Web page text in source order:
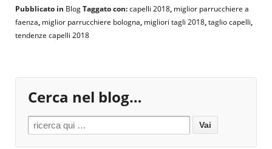
Pubblicato in BlogTaggato con:capelli 2018, miglior parrucchiere a
faenza, miglior parrucchiere bologna, migliori tagli 2018,taglio capelli,
tendenze capelli 2018
Cerca nel blog…
Search for: